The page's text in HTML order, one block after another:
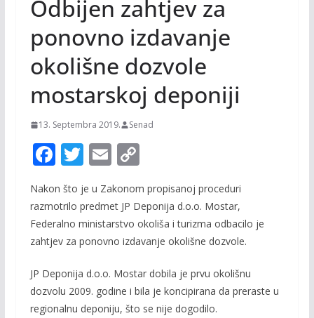
Odbijen zahtjev za
ponovno izdavanje
okolišne dozvole
mostarskoj deponiji
13. Septembra 2019. Senad
F
ac
e
b
o
o
k
T
itt
er
E
m
ai
l
C
p
y
Li
n
k
Nakon što je u Zakonom propisanoj proceduri
razmotrilo predmet JP Deponija d.o.o. Mostar,
Federalno ministarstvo okoliša i turizma odbacilo je
zahtjev za ponovno izdavanje okolišne dozvole.
JP Deponija d.o.o. Mostar dobila je prvu okolišnu
dozvolu 2009. godine i bila je koncipirana da preraste u
regionalnu deponiju, što se nije dogodilo.